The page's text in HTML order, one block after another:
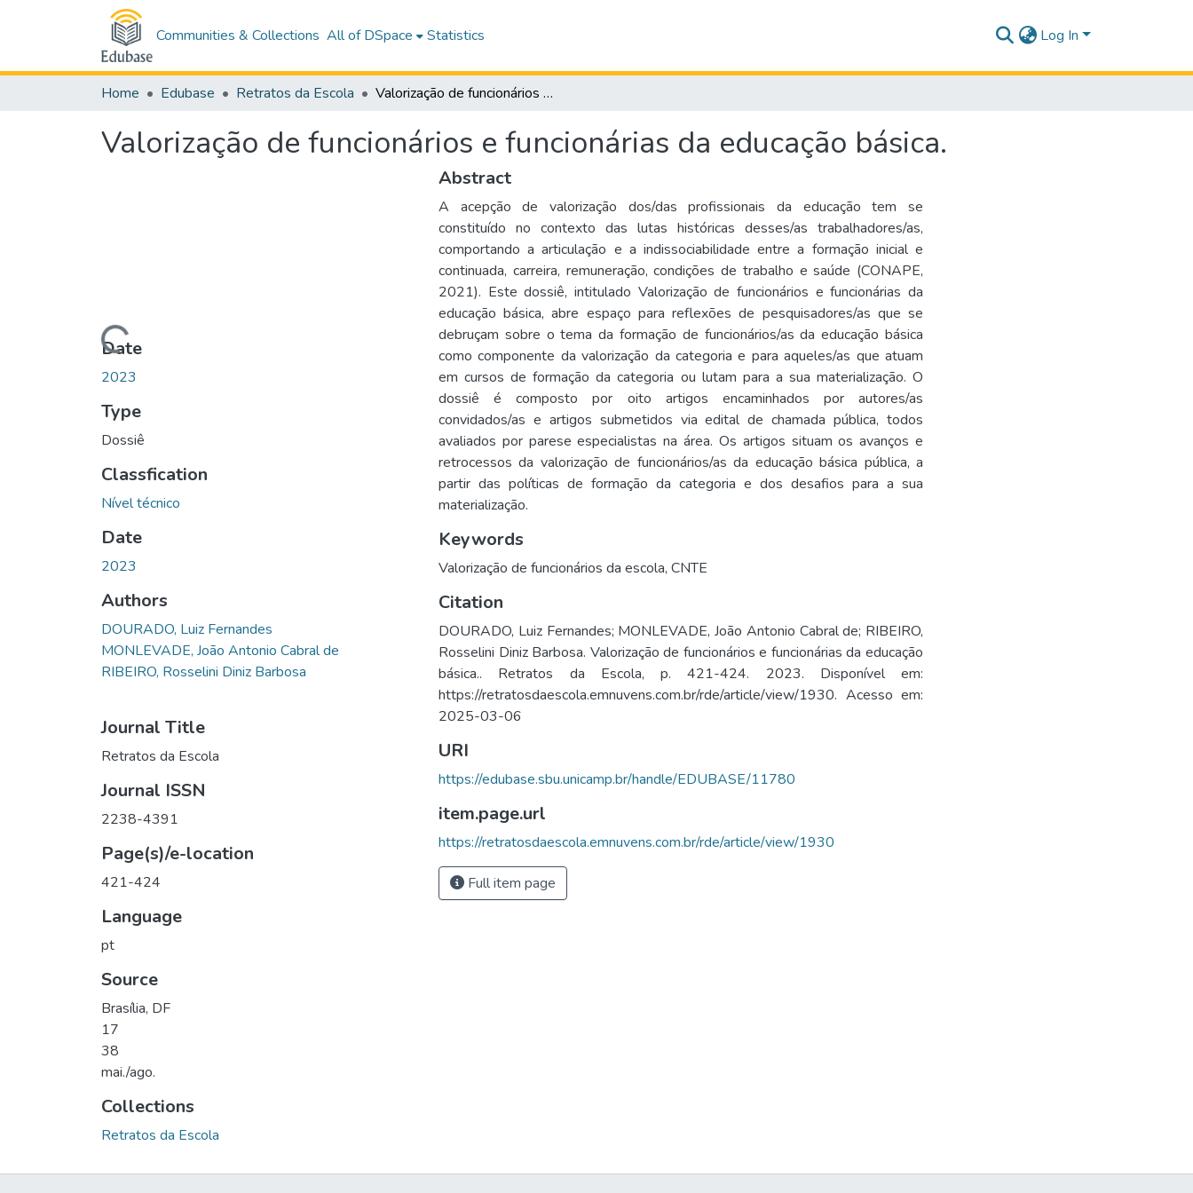
Communities & Collections All of DSpace Statistics Log In
Home Edubase Retratos da Escola Valorização de funcionários e funcionárias da educação básica.
Valorização de funcionários e funcionárias da educação básica.
Loading...
Date
2023
Type
Dossiê
Classfication
Nível técnico
Date
2023
Authors
DOURADO, Luiz Fernandes
MONLEVADE, João Antonio Cabral de
RIBEIRO, Rosselini Diniz Barbosa
Journal Title
Retratos da Escola
Journal ISSN
2238-4391
Page(s)/e-location
421-424
Language
pt
Source
Brasília, DF
17
38
mai./ago.
Collections
Retratos da Escola
Abstract
A acepção de valorização dos/das profissionais da educação tem se
constituído no contexto das lutas históricas desses/as trabalhadores/as,
comportando a articulação e a indissociabilidade entre a formação inicial e
continuada, carreira, remuneração, condições de trabalho e saúde (CONAPE,
2021). Este dossiê, intitulado Valorização de funcionários e funcionárias da
educação básica, abre espaço para reflexões de pesquisadores/as que se
debruçam sobre o tema da formação de funcionários/as da educação básica
como componente da valorização da categoria e para aqueles/as que atuam
em cursos de formação da categoria ou lutam para a sua materialização. O
dossiê é composto por oito artigos encaminhados por autores/as
convidados/as e artigos submetidos via edital de chamada pública, todos
avaliados por parese especialistas na área. Os artigos situam os avanços e
retrocessos da valorização de funcionários/as da educação básica pública, a
partir das políticas de formação da categoria e dos desafios para a sua
materialização.
Keywords
Valorização de funcionários da escola, CNTE
Citation
DOURADO, Luiz Fernandes; MONLEVADE, João Antonio Cabral de; RIBEIRO,
Rosselini Diniz Barbosa. Valorização de funcionários e funcionárias da educação
básica.. Retratos da Escola, p. 421-424. 2023. Disponível em:
https://retratosdaescola.emnuvens.com.br/rde/article/view/1930. Acesso em:
2025-03-06
URI
https://edubase.sbu.unicamp.br/handle/EDUBASE/11780
item.page.url
https://retratosdaescola.emnuvens.com.br/rde/article/view/1930
Full item page